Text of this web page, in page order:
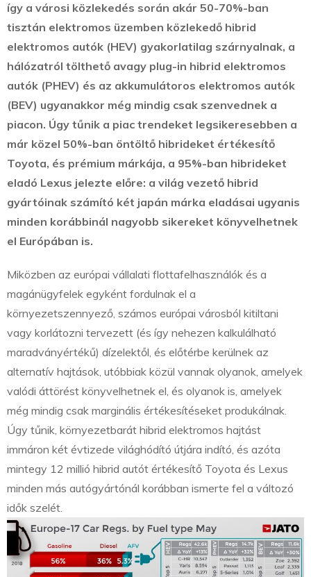
így a városi közlekedés során akár 50-70%-ban
tisztán elektromos üzemben közlekedő hibrid
elektromos autók (HEV) gyakorlatilag szárnyalnak, a
hálózatról tölthető avagy plug-in hibrid elektromos
autók (PHEV) és az akkumulátoros elektromos autók
(BEV) ugyanakkor még mindig csak szenvednek a
piacon. Úgy tűnik a piac trendeket legsikeresebben a
már közel 50%-ban öntöltő hibrideket értékesítő
Toyota, és prémium márkája, a 95%-ban hibrideket
eladó Lexus jelezte előre: a világ vezető hibrid
gyártóinak számító két japán márka eladásai ugyanis
minden korábbinál nagyobb sikereket könyvelhetnek
el Európában is.
Miközben az európai vállalati flottafelhasználók és a
magánügyfelek egyként fordulnak el a
környezetszennyező, számos európai városból kitiltani
vagy korlátozni tervezett (és így nehezen kalkulálható
maradványértékű) dízelektől, és előtérbe kerülnek az
alternatív hajtások, utóbbiak közül vannak olyanok, amelyek
valódi áttörést könyvelhetnek el, és olyanok is, amelyek
még mindig csak marginális értékesítéseket produkálnak.
Úgy tűnik, környezetbarát hibrid elektromos hajtást
immáron két évtizede világhódító útjára indító, és azóta
mintegy 12 millió hibrid autót értékesítő Toyota és Lexus
minden más autógyártónál korábban ismerte fel a változó
idők szelét.